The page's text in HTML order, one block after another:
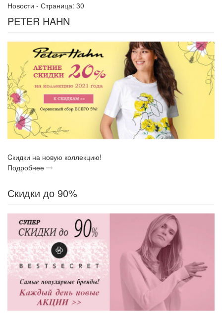
Новости - Страница: 30
PETER HAHN
Cкидки на новую коллекцию!
Подробнее
Скидки до 90%